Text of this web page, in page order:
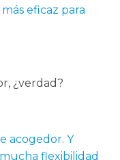
eficaz para
¿verdad?
acogedor. Y
flexibilidad